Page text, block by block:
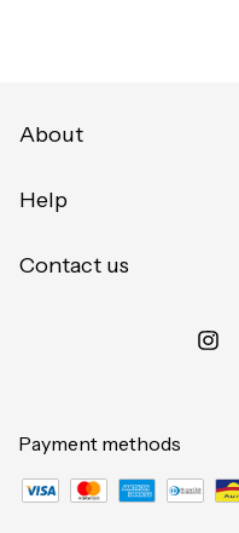
About
Help
Contact us
Payment methods